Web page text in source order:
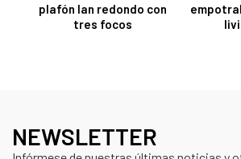
plafón lan redondo con
tres focos
NEWSLETTER